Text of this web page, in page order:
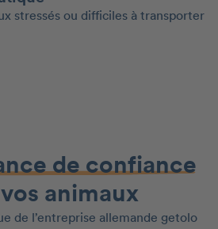
stressés ou difficiles à transporter
de confiance
animaux
de l’entreprise allemande getolo